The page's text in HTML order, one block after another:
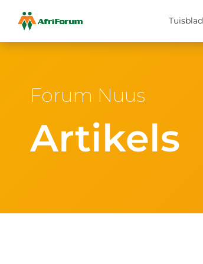
Tuisblad
Skip
Forum Nuus
Artikels